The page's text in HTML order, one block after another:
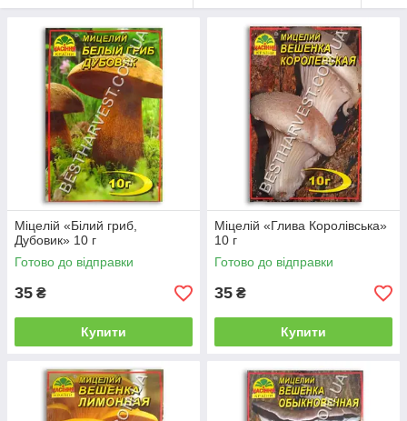
інтернет-магазині «Best Harvest» з оплатою при отриманні
або по передоплаті з доставкою по всій території України.
Приємного Вам вирощування!
Міцелій «Білий гриб,
Дубовик» 10 г
Готово до відправки
35 ₴
Купити
Міцелій «Глива Королівська»
10 г
Готово до відправки
35 ₴
Купити